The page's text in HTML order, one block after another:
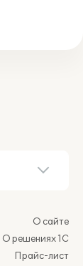
О сайте
О решениях 1С
Прайс-лист